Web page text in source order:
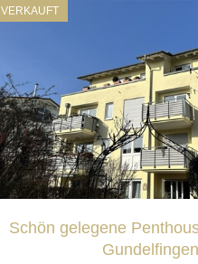
VERKAUFT
Schön gelegene
Gundelfingen